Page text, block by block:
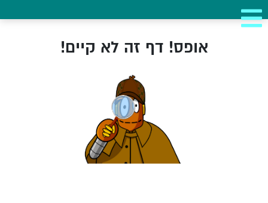
אופס! דף זה לא קיים!